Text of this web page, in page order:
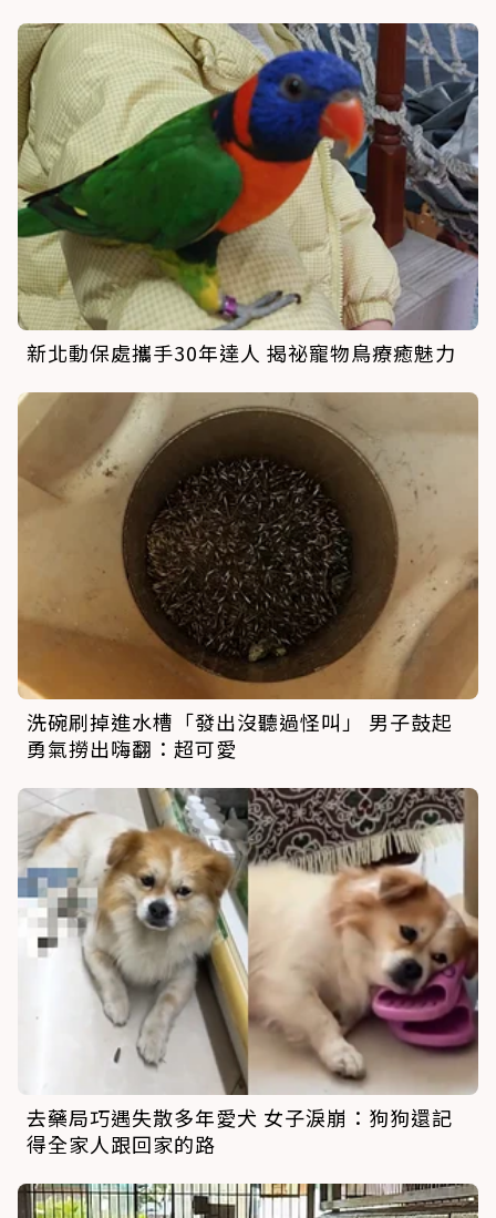
新北動保處攜手30年達人 揭祕寵物鳥療癒魅力
洗碗刷掉進水槽「發出沒聽過怪叫」 男子鼓起
勇氣撈出嗨翻：超可愛
去藥局巧遇失散多年愛犬 女子淚崩：狗狗還記
得全家人跟回家的路